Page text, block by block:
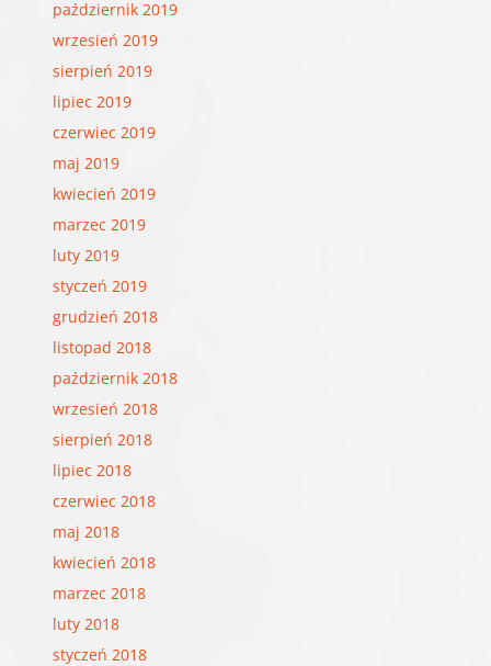
październik 2019
wrzesień 2019
sierpień 2019
lipiec 2019
czerwiec 2019
maj 2019
kwiecień 2019
marzec 2019
luty 2019
styczeń 2019
grudzień 2018
listopad 2018
październik 2018
wrzesień 2018
sierpień 2018
lipiec 2018
czerwiec 2018
maj 2018
kwiecień 2018
marzec 2018
luty 2018
styczeń 2018